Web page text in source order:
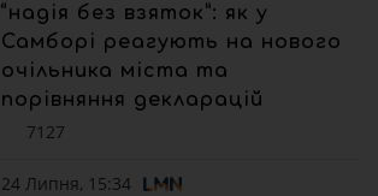
“надія без взяток”: як у
Самборі реагують на нового
очільника міста та
порівняння декларацій
7127
24 Липня, 15:34